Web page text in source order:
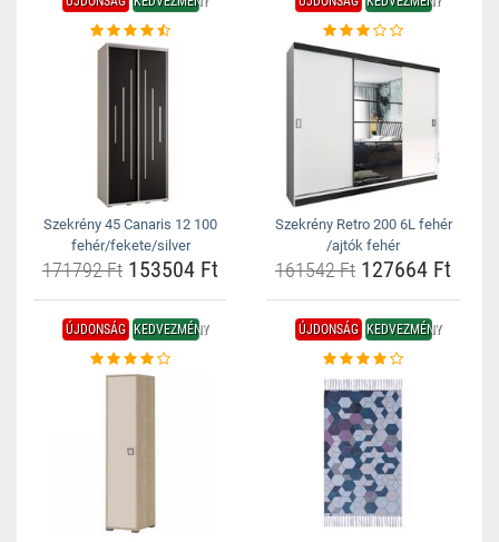
Szekrény 45 Canaris 12 100
fehér/fekete/silver
171792 Ft 153504 Ft
Szekrény Retro 200 6L fehér
/ajtók fehér
161542 Ft 127664 Ft
ÚJDONSÁG KEDVEZMÉNY ÚJDONSÁG KEDVEZMÉNY